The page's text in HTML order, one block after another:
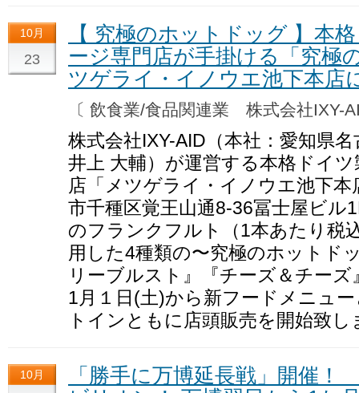
10月
23
【 究極のホットドッグ 】本
ージ専門店が手掛ける「究極
ツゲライ・イノウエ池下本店
〔 飲食業/食品関連業 株式会社
株式会社IXY-AID（本社：愛知県
井上 大輔）が運営する本格ドイ
店「メツゲライ・イノウエ池下本
市千種区覚王山通8-36冨士屋ビル
のフランクフルト（1本あたり税
用した4種類の〜究極のホットド
リーブルスト』『チーズ＆チー
1月１日(土)から新フードメニュ
トインともに店頭販売を開始致し
10月
「勝手に万博延長戦」開催